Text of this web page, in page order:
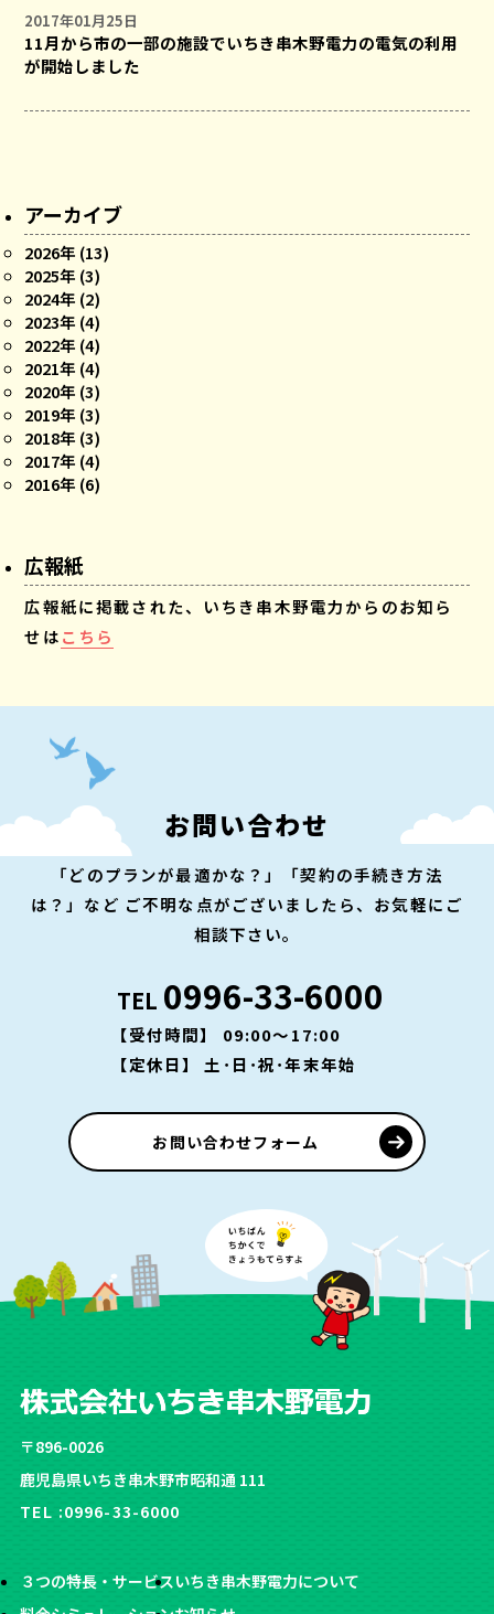
2017年01月25日
11月から市の一部の施設でいちき串木野電力の電気の利用
が開始しました
アーカイブ
2026年 (13)
2025年 (3)
2024年 (2)
2023年 (4)
2022年 (4)
2021年 (4)
2020年 (3)
2019年 (3)
2018年 (3)
2017年 (4)
2016年 (6)
広報紙
広報紙に掲載された、いちき串木野電力からのお知ら
せはこちら
お問い合わせ
「どのプランが最適かな？」「契約の手続き方法
は？」など ご不明な点がございましたら、お気軽にご
相談下さい。
TEL 0996-33-6000
【受付時間】 09:00～17:00
【定休日】 土･日･祝･年末年始
お問い合わせフォーム
〒896-0026
鹿児島県いちき串木野市昭和通 111
TEL :0996-33-6000
３つの特長・サービスいちき串木野電力について